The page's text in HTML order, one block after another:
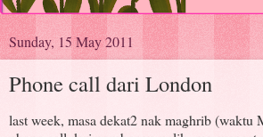
Sunday, 15 May 2011
Phone call dari London
last week, masa dekat2 nak maghrib (waktu